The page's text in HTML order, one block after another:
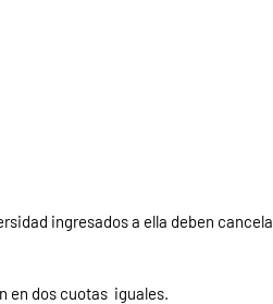
ingresados a ella deben
en dos cuotas iguales.